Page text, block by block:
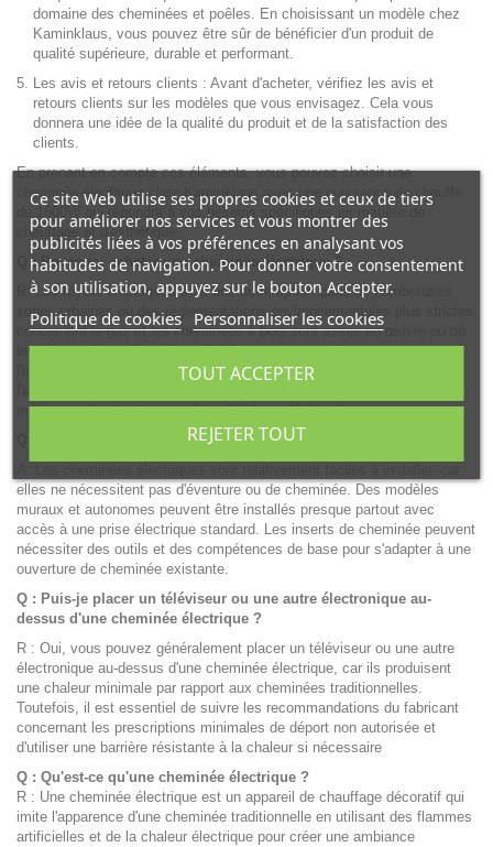
domaine des cheminées et poêles. En choisissant un modèle chez
Kaminklaus, vous pouvez être sûr de bénéficier d'un produit de
qualité supérieure, durable et performant.
Les avis et retours clients : Avant d'acheter, vérifiez les avis et
retours clients sur les modèles que vous envisagez. Cela vous
donnera une idée de la qualité du produit et de la satisfaction des
clients.
En prenant en compte ces éléments, vous pouvez choisir une
cheminée électrique chez Kaminklaus avec une puissance de chauffe
de 1600W qui répondra à vos besoins spécifiques en matière de
chauffage et d'esthétique.
Q : Pourquoi acheter une cheminée électrique ?
R: Les foyers électriques sont une autre option dans de nombreuses
zones urbaines où des réglementations environnementales plus strictes
concernant le gaz et les cheminées à bois sont mises en œuvre ou où
les clients vivent dans des unités/appartements qui ne permettent pas
l'installation d'aération. Les cheminées électriques offrent le confort,
mais sans évent, et sans nécessité de conduites de gaz.
Q : Est-il difficile d'installer une cheminée électrique ?
elles ne nécessitent pas d'éventure ou de cheminée. Des modèles
muraux et autonomes peuvent être installés presque partout avec
accès à une prise électrique standard. Les inserts de cheminée peuvent
nécessiter des outils et des compétences de base pour s'adapter à une
ouverture de cheminée existante.
Q : Puis-je placer un téléviseur ou une autre électronique au-
dessus d'une cheminée électrique ?
R : Oui, vous pouvez généralement placer un téléviseur ou une autre
électronique au-dessus d'une cheminée électrique, car ils produisent
une chaleur minimale par rapport aux cheminées traditionnelles.
Toutefois, il est essentiel de suivre les recommandations du fabricant
concernant les prescriptions minimales de déport non autorisée et
d'utiliser une barrière résistante à la chaleur si nécessaire
Q : Qu'est-ce qu'une cheminée électrique ?
R : Une cheminée électrique est un appareil de chauffage décoratif qui
imite l'apparence d'une cheminée traditionnelle en utilisant des flammes
artificielles et de la chaleur électrique pour créer une ambiance
Ce site Web utilise ses propres cookies et ceux de tiers
pour améliorer nos services et vous montrer des
publicités liées à vos préférences en analysant vos
habitudes de navigation. Pour donner votre consentement
à son utilisation, appuyez sur le bouton Accepter.
Politique de cookies Personnaliser les cookies
REJETER TOUT
TOUT ACCEPTER